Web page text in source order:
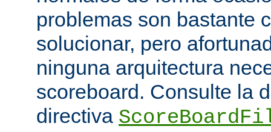
problemas son bastante
solucionar, pero
ninguna arquitectura
scoreboard. Consulte la
directiva